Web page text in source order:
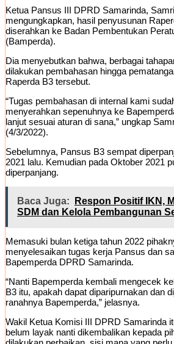
Ketua Pansus III DPRD Samarinda,
mengungkapkan, hasil penyusunan
diserahkan ke Badan Pembentukan
(Bamperda).
Dia menyebutkan bahwa, berbagai
dilakukan pembahasan hingga
Raperda B3 tersebut.
“Tugas pembahasan di internal kami
menyerahkan sepenuhnya ke
lanjut sesuai aturan di sana,” ungkap
(4/3/2022).
Sebelumnya, Pansus B3 sempat
2021 lalu. Kemudian pada Oktober 2021
diperpanjang.
Baca Juga:
Respon Positif IKN,
SDM dan Kelola Pembangunan
Memasuki bulan ketiga tahun 2022
menyelesaikan tugas kerja Pansus dan
Bapemperda DPRD Samarinda.
“Nanti Bapemperda kembali mengecek
B3 itu, apakah dapat diparipurnakan dan
ranahnya Bapemperda,” jelasnya.
Wakil Ketua Komisi III DPRD Samarinda
belum layak nanti dikembalikan kepada